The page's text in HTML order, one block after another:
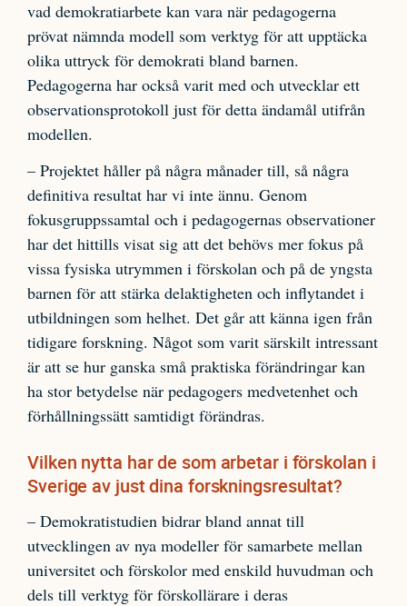
vad demokratiarbete kan vara när pedagogerna
prövat nämnda modell som verktyg för att upptäcka
olika uttryck för demokrati bland barnen.
Pedagogerna har också varit med och utvecklar ett
observationsprotokoll just för detta ändamål utifrån
modellen.
– Projektet håller på några månader till, så några
definitiva resultat har vi inte ännu. Genom
fokusgruppssamtal och i pedagogernas observationer
har det hittills visat sig att det behövs mer fokus på
vissa fysiska utrymmen i förskolan och på de yngsta
barnen för att stärka delaktigheten och inflytandet i
utbildningen som helhet. Det går att känna igen från
tidigare forskning. Något som varit särskilt intressant
är att se hur ganska små praktiska förändringar kan
ha stor betydelse när pedagogers medvetenhet och
förhållningssätt samtidigt förändras.
Vilken nytta har de som arbetar i förskolan i
Sverige av just dina forskningsresultat?
– Demokratistudien bidrar bland annat till
utvecklingen av nya modeller för samarbete mellan
universitet och förskolor med enskild huvudman och
dels till verktyg för förskollärare i deras